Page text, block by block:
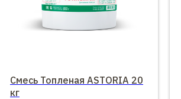
Смесь Топленая ASTORIA 20
кг